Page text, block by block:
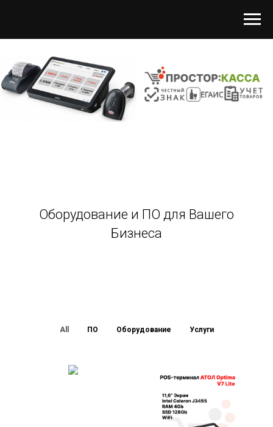
Оборудование и ПО для Вашего
Бизнеса
All ПО Оборудование Услуги